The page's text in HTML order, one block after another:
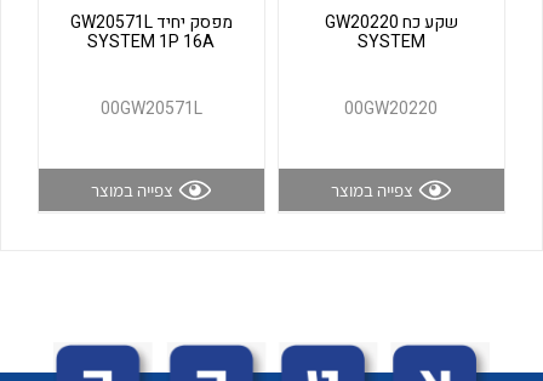
שקע כח GW20220
SYSTEM
00GW20220
צפייה במוצר
מפסק יחיד GW20571L
SYSTEM 1P 16A
00GW20571L
צפייה במוצר